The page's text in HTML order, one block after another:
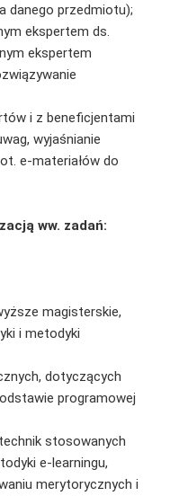
danego przedmiotu);
ekspertem ds.
ekspertem
i z beneficjentami
wyjaśnianie
e-materiałów do
ww. zadań:
magisterskie,
i metodyki
dotyczących
programowej
stosowanych
e-learningu,
merytorycznych i